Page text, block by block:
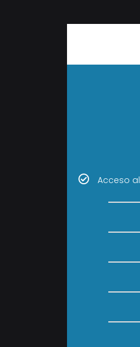
Acceso